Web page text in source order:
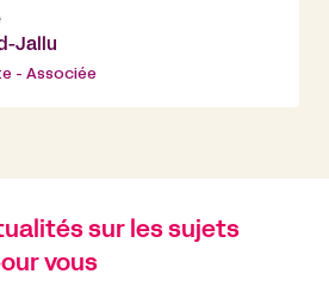
Jallu
- Associée
sur les sujets
vous